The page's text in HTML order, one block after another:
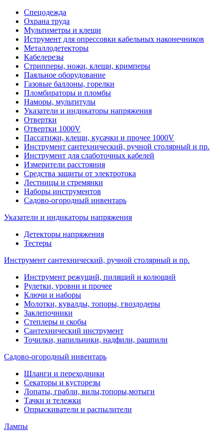
Спецодежда
Охрана труда
Мультиметры и клещи
Иструмент для опрессовки кабельных наконечников
Металлодетекторы
Кабелерезы
Стрипперы, ножи, клещи, кримперы
Паяльное оборудование
Газовые баллоны, горелки
Пломбираторы и пломбы
Наморы, мультитулы
Указатели и индикаторы напряжения
Отвертки
Отвертки 1000V
Пассатижи, клещи, кусачки и прочее 1000V
Инструмент сантехнический, ручной столярный и пр.
Инструмент для слаботочных кабелей
Измерители расстояния
Средства защиты от электротока
Лестницы и стремянки
Наборы инструментов
Садово-огородный инвентарь
Указатели и индикаторы напряжения
Детекторы напряжения
Тестеры
Инструмент сантехнический, ручной столярный и пр.
Инструмент режущий, пилящий и колющий
Рулетки, уровни и прочее
Ключи и наборы
Молотки, кувалды, топоры, гвоздодеры
Заклепочники
Степлеры и скобы
Сантехнический инструмент
Точилки, напильники, надфили, рашпили
Садово-огородный инвентарь
Шланги и переходники
Секаторы и кусторезы
Лопаты, грабли, вилы,топоры,мотыги
Тачки и тележки
Опрыскиватели и распылители
Лампы